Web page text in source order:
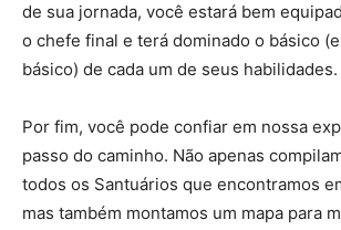
de sua jornada, você estará bem
o chefe final e terá dominado o básico
básico) de cada um de seus habilidades.
Por fim, você pode confiar em nossa
passo do caminho. Não apenas
todos os Santuários que encontramos
mas também montamos um mapa para